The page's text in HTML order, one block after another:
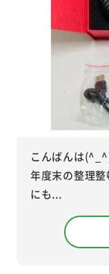
こんばんは
年度末の整理
にも...